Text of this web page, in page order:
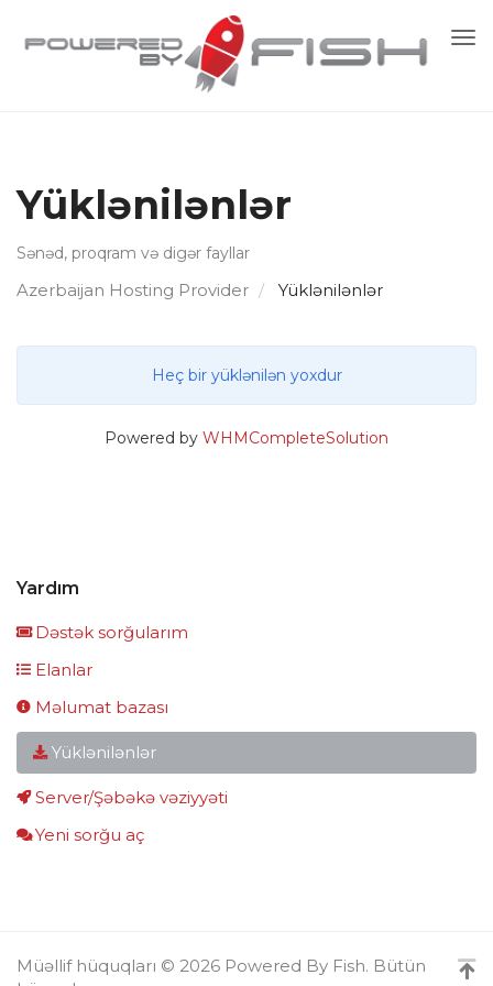
Yardım
Dəstək sorğularım
Elanlar
Məlumat bazası
Yüklənilənlər
Server/Şəbəkə vəziyyəti
Yeni sorğu aç
Yüklənilənlər
Sənəd, proqram və digər fayllar
Azerbaijan Hosting Provider Yüklənilənlər
Heç bir yüklənilən yoxdur
Powered by WHMCompleteSolution
Müəllif hüquqları © 2026 Powered By Fish. Bütün